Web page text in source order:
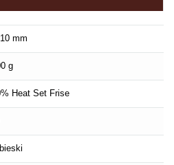
mm
g
Heat Set Frise